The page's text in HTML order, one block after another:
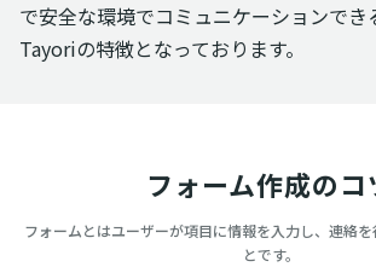
で安全な環境でコミュニケーションでき
Tayoriの特徴となっております。
フォーム作成のコ
フォームとはユーザーが項目に情報を入力し、連絡
とです。